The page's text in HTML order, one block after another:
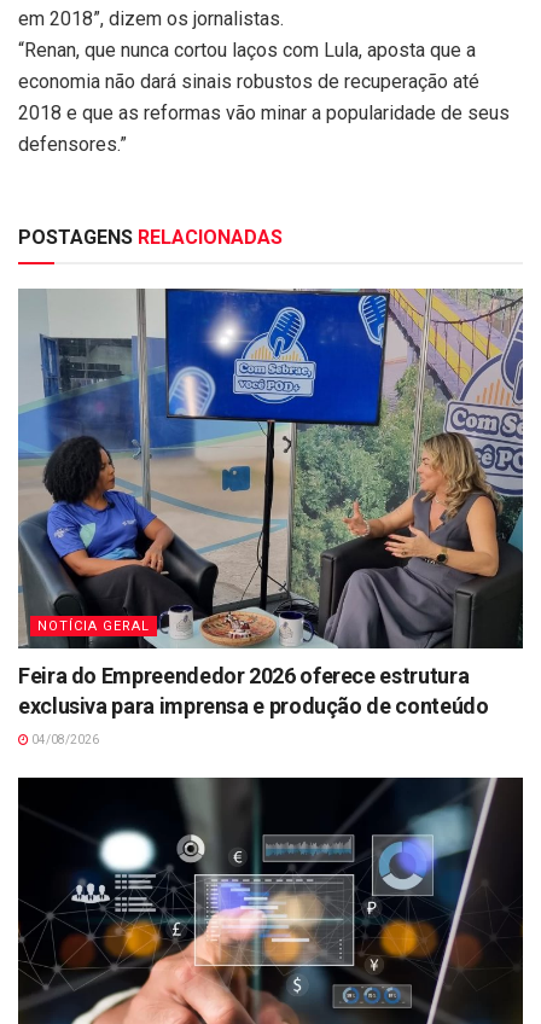
em 2018”, dizem os jornalistas.
“Renan, que nunca cortou laços com Lula, aposta que a
economia não dará sinais robustos de recuperação até
2018 e que as reformas vão minar a popularidade de seus
defensores.”
POSTAGENS RELACIONADAS
NOTÍCIA GERAL
Feira do Empreendedor 2026 oferece estrutura
exclusiva para imprensa e produção de conteúdo
04/08/2026